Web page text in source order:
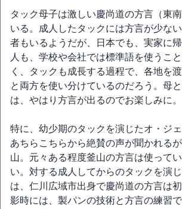
タック母子は激しい慶尚道の方言（東
いる。成人したタックには方言が少な
者もいるようだが、日本でも、実家に
人も、学校や会社では標準語を使うこ
く、タックも成長する過程で、各地を
と両方を使い分けているのだろう。母
は、やはり方言が出るのでお楽しみに。
特に、幼少期のタックを演じたオ・ジ
あちらこちらから絶賛の声が聞かれる
山。元々ある程度釜山の方言は使って
い。対する成人してからのタックを演
は、仁川広域市出身で慶尚道の方言は
影時には、製パンの技術と方言の練習で